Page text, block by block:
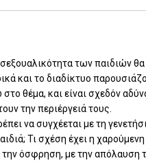
των παιδιών
και το διαδίκτυο
θέμα, και είναι σχεδόν
την περιέργειά τους.
να συγχέεται με τη
Τι σχέση έχει η
την όσφρηση, με την